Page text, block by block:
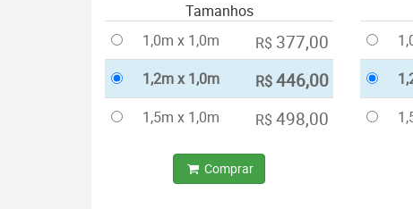
Tamanhos
1,0m x 1,0m
R$ 377,00
1,2m x 1,0m R$446,00
1,5m x 1,0m R$ 498,00
Comprar